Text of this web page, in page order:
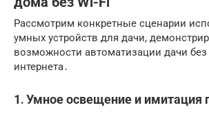
Рассмотрим конкретные сценарии
умных устройств для дачи,
возможности автоматизации дачи
интернета․
1․ Умное освещение и имитация